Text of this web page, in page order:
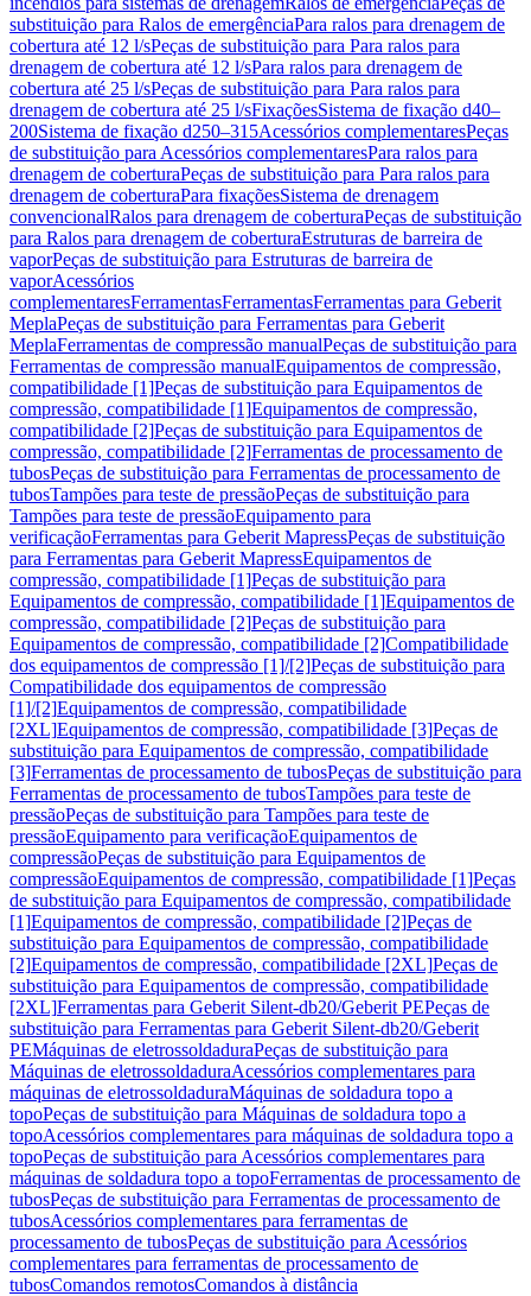
substituição para Ralos de emergênciaPara ralos para drenagem de
cobertura até 12 l/sPeças de substituição para Para ralos para
drenagem de cobertura até 12 l/sPara ralos para drenagem de
cobertura até 25 l/sPeças de substituição para Para ralos para
drenagem de cobertura até 25 l/sFixaçõesSistema de fixação d40–
200Sistema de fixação d250–315Acessórios complementaresPeças
de substituição para Acessórios complementaresPara ralos para
drenagem de coberturaPeças de substituição para Para ralos para
drenagem de coberturaPara fixaçõesSistema de drenagem
convencionalRalos para drenagem de coberturaPeças de substituição
para Ralos para drenagem de coberturaEstruturas de barreira de
vaporPeças de substituição para Estruturas de barreira de
vaporAcessórios
complementaresFerramentasFerramentasFerramentas para Geberit
MeplaPeças de substituição para Ferramentas para Geberit
MeplaFerramentas de compressão manualPeças de substituição para
Ferramentas de compressão manualEquipamentos de compressão,
compatibilidade [1]Peças de substituição para Equipamentos de
compressão, compatibilidade [1]Equipamentos de compressão,
compatibilidade [2]Peças de substituição para Equipamentos de
compressão, compatibilidade [2]Ferramentas de processamento de
tubosPeças de substituição para Ferramentas de processamento de
tubosTampões para teste de pressãoPeças de substituição para
Tampões para teste de pressãoEquipamento para
verificaçãoFerramentas para Geberit MapressPeças de substituição
para Ferramentas para Geberit MapressEquipamentos de
compressão, compatibilidade [1]Peças de substituição para
Equipamentos de compressão, compatibilidade [1]Equipamentos de
compressão, compatibilidade [2]Peças de substituição para
Equipamentos de compressão, compatibilidade [2]Compatibilidade
dos equipamentos de compressão [1]/[2]Peças de substituição para
Compatibilidade dos equipamentos de compressão
[1]/[2]Equipamentos de compressão, compatibilidade
[2XL]Equipamentos de compressão, compatibilidade [3]Peças de
substituição para Equipamentos de compressão, compatibilidade
[3]Ferramentas de processamento de tubosPeças de substituição para
Ferramentas de processamento de tubosTampões para teste de
pressãoPeças de substituição para Tampões para teste de
pressãoEquipamento para verificaçãoEquipamentos de
compressãoPeças de substituição para Equipamentos de
compressãoEquipamentos de compressão, compatibilidade [1]Peças
de substituição para Equipamentos de compressão, compatibilidade
[1]Equipamentos de compressão, compatibilidade [2]Peças de
substituição para Equipamentos de compressão, compatibilidade
[2]Equipamentos de compressão, compatibilidade [2XL]Peças de
substituição para Equipamentos de compressão, compatibilidade
[2XL]Ferramentas para Geberit Silent-db20/Geberit PEPeças de
substituição para Ferramentas para Geberit Silent-db20/Geberit
PEMáquinas de eletrossoldaduraPeças de substituição para
Máquinas de eletrossoldaduraAcessórios complementares para
máquinas de eletrossoldaduraMáquinas de soldadura topo a
topoPeças de substituição para Máquinas de soldadura topo a
topoAcessórios complementares para máquinas de soldadura topo a
topoPeças de substituição para Acessórios complementares para
máquinas de soldadura topo a topoFerramentas de processamento de
tubosPeças de substituição para Ferramentas de processamento de
tubosAcessórios complementares para ferramentas de
processamento de tubosPeças de substituição para Acessórios
complementares para ferramentas de processamento de
tubosComandos remotosComandos à distância